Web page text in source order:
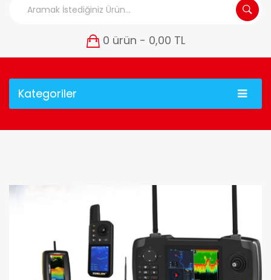
0 ürün - 0,00 TL
Kategoriler